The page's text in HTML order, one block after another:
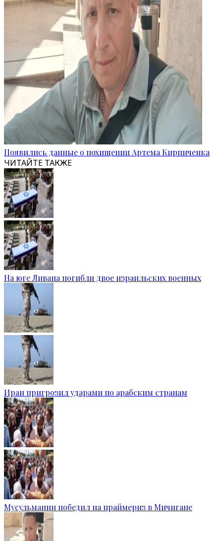
Появились данные о похищении Артема Кирпиченка
ЧИТАЙТЕ ТАКЖЕ
На юге Ливана погибли двое израильских военных
Иран пригрозил ударами по арабским странам
Мусульманин победил на праймериз в Мичигане